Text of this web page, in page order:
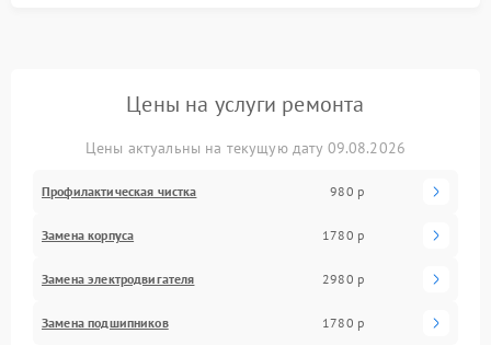
Цены на услуги ремонта
Цены актуальны на текущую дату 09.08.2026
Профилактическая чистка 980 р
Замена корпуса 1780 р
Замена электродвигателя 2980 р
Замена подшипников 1780 р